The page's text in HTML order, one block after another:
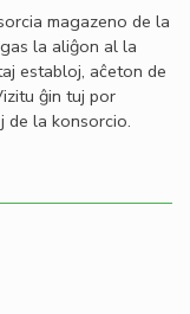
magazeno de la
la aliĝon al la
establoj, aĉeton de
ĝin tuj por
de la konsorcio.